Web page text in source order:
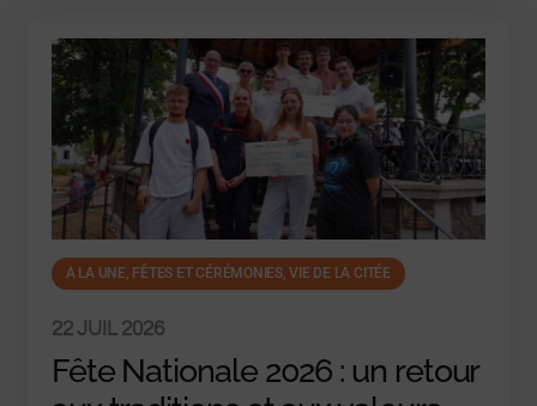
A LA UNE, FÊTES ET CÉRÉMONIES, VIE DE LA CITÉE
22 JUIL 2026
Fête Nationale 2026 : un retour